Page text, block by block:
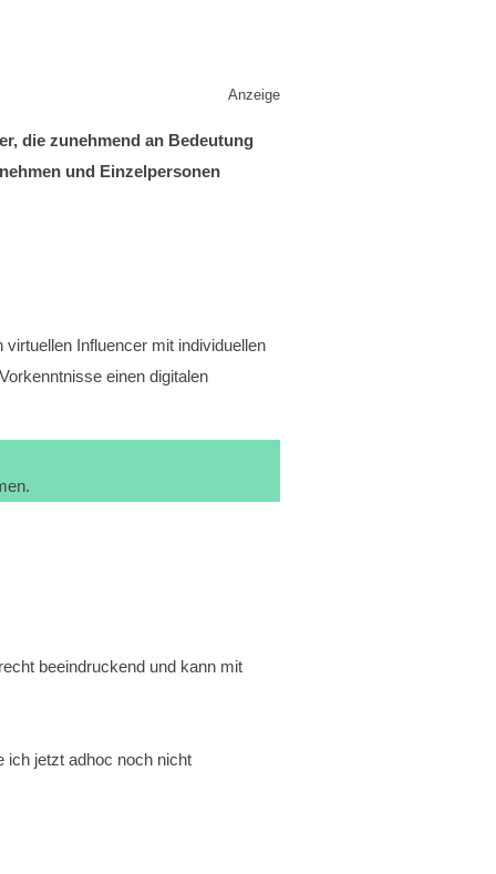
Anzeige
die zunehmend an Bedeutung
und Einzelpersonen
Influencer mit individuellen
einen digitalen
beeindruckend und kann mit
ich jetzt adhoc noch nicht